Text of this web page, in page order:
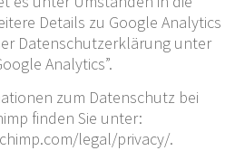
Details zu Google Analytics
Datenschutzerklärung unter
Analytics”.
zum Datenschutz bei
finden Sie unter:
legal/privacy/.